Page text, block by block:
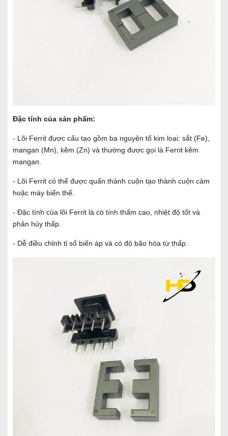
Đặc tính của sản phẩm:
- Lõi Ferrit được cấu tạo gồm ba nguyên tố kim loại: sắt (Fe),
mangan (Mn), kẽm (Zn) và thường được gọi là Ferrit kẽm
mangan.
- Lõi Ferrit có thể được quấn thành cuộn tạo thành cuộn cảm
hoặc máy biến thế.
- Đặc tính của lõi Ferrit là có tính thấm cao, nhiệt độ tốt và
phân hủy thấp.
- Dễ điều chỉnh tỉ số biến áp và có độ bão hòa từ thấp.